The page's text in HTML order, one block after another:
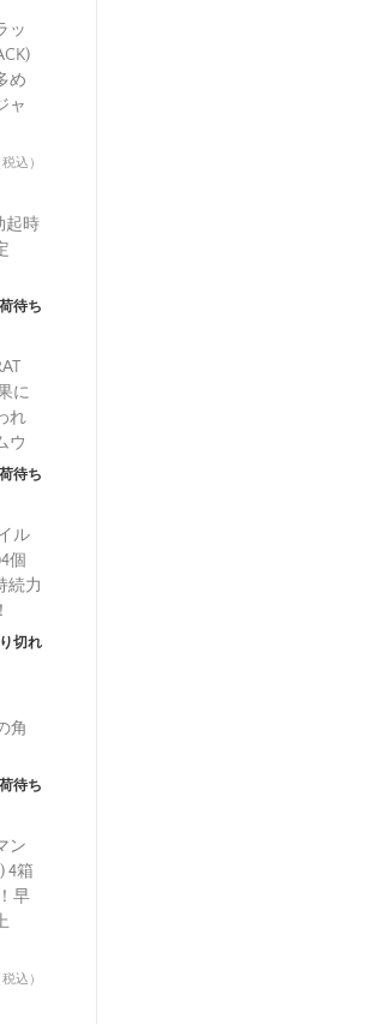
ッ
め
ャ
税込）
起時
待ち
に
れ
ウ
待ち
ル
個
続力
切れ
角
待ち
ン
4箱
早
税込）